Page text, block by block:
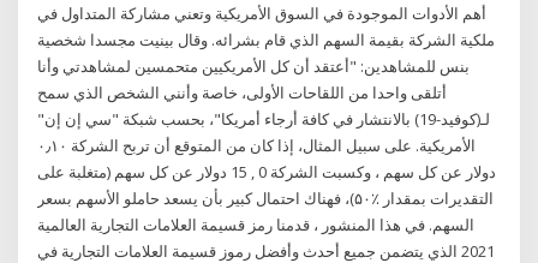
أهم الأدوات الموجودة في السوق الأمريكية وتعني مشاركة المتداول في
ملكية الشركة بقيمة السهم الذي قام بشرائه. وقال بينيت مجسدا شخصية
بنس للمشاهدين: "أعتقد أن كل الأمريكيين متحمسين لمشاهدتي وأنا
أتلقى واحدا من اللقاحات الأولى، خاصة وأنني الشخص الذي سمح
لـ(كوفيد-19) بالانتشار في كافة أرجاء أمريكا"، بحسب شبكة "سي إن إن"
الأمريكية. على سبيل المثال، إذا كان من المتوقع أن تربح الشركة ۰٫۱۰
دولار عن كل سهم ، وكسبت الشركة 0 , 15 دولار عن كل سهم (متغلبة على
التقديرات بمقدار ٪۵۰)، فهناك احتمال كبير بأن يسعد حاملو الأسهم بسعر
السهم. في هذا المنشور ، قدمنا رمز قسيمة العلامات التجارية العالمية
2021 الذي يتضمن جميع أحدث وأفضل رموز قسيمة العلامات التجارية في